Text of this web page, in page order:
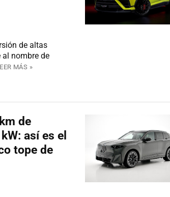
de altas
al nombre de
MÁS »
de
así es el
tope de